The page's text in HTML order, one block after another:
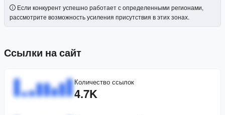
Если конкурент успешно работает с определенными регионами,
рассмотрите возможность усиления присутствия в этих зонах.
Ссылки на сайт
Количество ссылок
4.7K